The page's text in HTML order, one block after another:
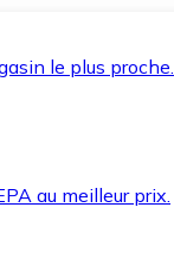
le plus proche.
au meilleur prix.